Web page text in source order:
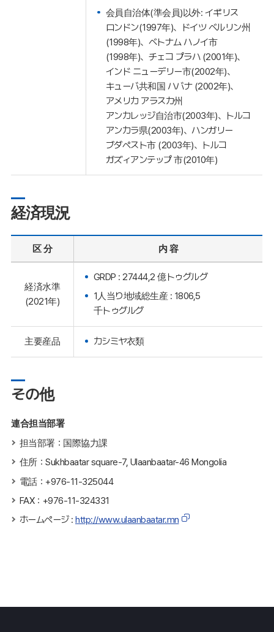
会員自治体(準会員)以外: イギリス
ロンドン(1997年)、ドイツ ベルリン州
(1998年)、ベトナム ハノイ市
(1998年)、チェコ プラハ (2001年)、
インド ニューデリー市(2002年)、
キューバ共和国 ハバナ (2002年)、
アメリカ アラスカ州
アンカレッジ自治市(2003年)、トルコ
アンカラ県(2003年)、ハンガリー
ブダペスト市 (2003年)、トルコ
ガズィアンテップ 市(2010年)
経済現況
区 分 内 容
経済水準
(2021年)
GRDP : 27444,2 億トゥグルグ
1人当り地域総生産 : 1806,5
千トゥグルグ
主要産品 カシミヤ衣類
その他
連合担当部署
担当部署：国際協力課
住所：Sukhbaatar square-7, Ulaanbaatar-46 Mongolia
電話：+976-11-325044
FAX：+976-11-324331
ホームページ : http://www.ulaanbaatar.mn